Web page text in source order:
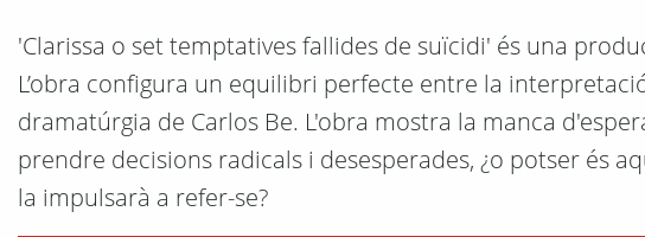
'Clarissa o set temptatives fallides de suïcidi' és una
L’obra configura un equilibri perfecte entre la
dramatúrgia de Carlos Be. L'obra mostra la manca
prendre decisions radicals i desesperades, ¿o potser és
la impulsarà a refer-se?